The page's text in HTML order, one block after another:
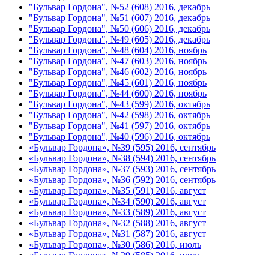
"Бульвар Гордона", №52 (608) 2016, декабрь
"Бульвар Гордона", №51 (607) 2016, декабрь
"Бульвар Гордона", №50 (606) 2016, декабрь
"Бульвар Гордона", №49 (605) 2016, декабрь
"Бульвар Гордона", №48 (604) 2016, ноябрь
"Бульвар Гордона", №47 (603) 2016, ноябрь
"Бульвар Гордона", №46 (602) 2016, ноябрь
"Бульвар Гордона", №45 (601) 2016, ноябрь
"Бульвар Гордона", №44 (600) 2016, ноябрь
"Бульвар Гордона", №43 (599) 2016, октябрь
"Бульвар Гордона", №42 (598) 2016, октябрь
"Бульвар Гордона", №41 (597) 2016, октябрь
"Бульвар Гордона", №40 (596) 2016, октябрь
«Бульвар Гордона», №39 (595) 2016, сентябрь
«Бульвар Гордона», №38 (594) 2016, сентябрь
«Бульвар Гордона», №37 (593) 2016, сентябрь
«Бульвар Гордона», №36 (592) 2016, сентябрь
«Бульвар Гордона», №35 (591) 2016, август
«Бульвар Гордона», №34 (590) 2016, август
«Бульвар Гордона», №33 (589) 2016, август
«Бульвар Гордона», №32 (588) 2016, август
«Бульвар Гордона», №31 (587) 2016, август
«Бульвар Гордона», №30 (586) 2016, июль